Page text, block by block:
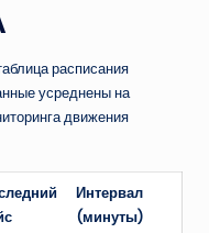
расписания
усреднены на
движения
Интервал
(минуты)